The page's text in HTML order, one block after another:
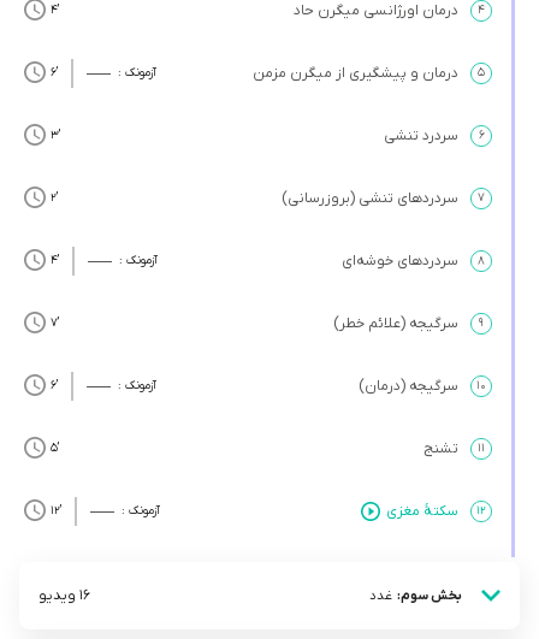
۴ درمان اورژانسی میگرن حاد ’4
۵ درمان و پیشگیری از میگرن مزمن آزمونک : ’6
۶ سردرد تنشی ’3
۷ سردردهای تنشی (بروزرسانی) ’2
۸ سردردهای خوشه‌ای آزمونک : ’4
۹ سرگیجه (علائم خطر) ’7
۱۰ سرگیجه (درمان) آزمونک : ’6
۱۱ تشنج ’5
۱۲ سکتۀ مغزی آزمونک : ’12
بخش سوم: غدد 16 ویدیو